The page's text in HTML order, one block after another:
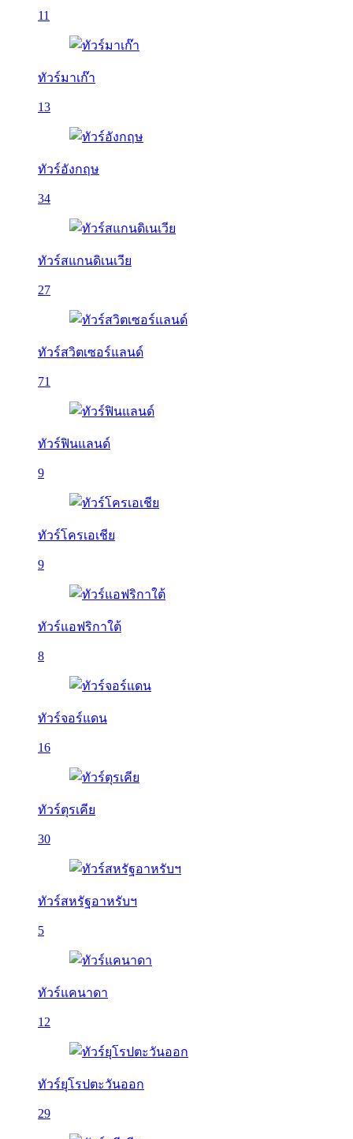
11
ทัวร์มาเก๊า
13
ทัวร์อังกฤษ
34
ทัวร์สแกนดิเนเวีย
27
ทัวร์สวิตเซอร์แลนด์
71
ทัวร์ฟินแลนด์
9
ทัวร์โครเอเชีย
9
ทัวร์แอฟริกาใต้
8
ทัวร์จอร์แดน
16
ทัวร์ตุรเคีย
30
ทัวร์สหรัฐอาหรับฯ
5
ทัวร์แคนาดา
12
ทัวร์ยุโรปตะวันออก
29